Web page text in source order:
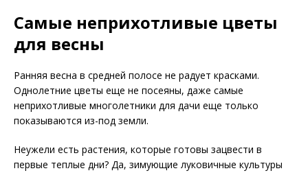
Самые неприхотливые цветы
для весны
Ранняя весна в средней полосе не радует красками.
Однолетние цветы еще не посеяны, даже самые
неприхотливые многолетники для дачи еще только
показываются из-под земли.
Неужели есть растения, которые готовы зацвести в
первые теплые дни? Да, зимующие луковичные культуры